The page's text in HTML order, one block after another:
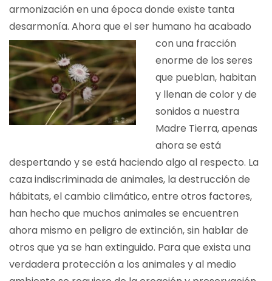
armonización en una época donde existe tanta
desarmonía. Ahora que el ser humano ha acabado
con una fracción
enorme de los seres
que pueblan, habitan
y llenan de color y de
sonidos a nuestra
Madre Tierra, apenas
ahora se está
despertando y se está haciendo algo al respecto. La
caza indiscriminada de animales, la destrucción de
hábitats, el cambio climático, entre otros factores,
han hecho que muchos animales se encuentren
ahora mismo en peligro de extinción, sin hablar de
otros que ya se han extinguido. Para que exista una
verdadera protección a los animales y al medio